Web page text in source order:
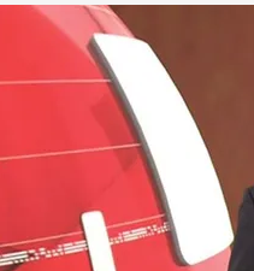
Las noticias, de la mano de Roberto
Redacción digital
22 SEP 2024 - 18:33h.
Hezbolá
misiles contra
El PSOE